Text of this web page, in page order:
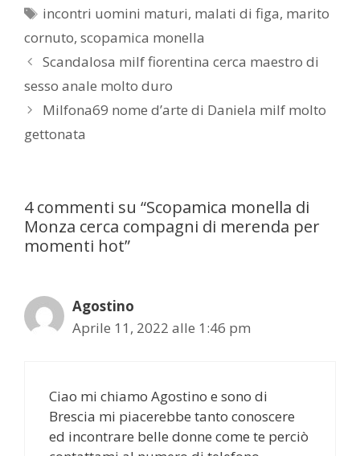
Tag
incontri uomini maturi, malati di figa, marito
cornuto, scopamica monella
Post
navigation
Scandalosa milf fiorentina cerca maestro di
sesso anale molto duro
Milfona69 nome d’arte di Daniela milf molto
gettonata
4 commenti su “Scopamica monella di
Monza cerca compagni di merenda per
momenti hot”
Agostino
Aprile 11, 2022 alle 1:46 pm
Ciao mi chiamo Agostino e sono di
Brescia mi piacerebbe tanto conoscere
ed incontrare belle donne come te perciò